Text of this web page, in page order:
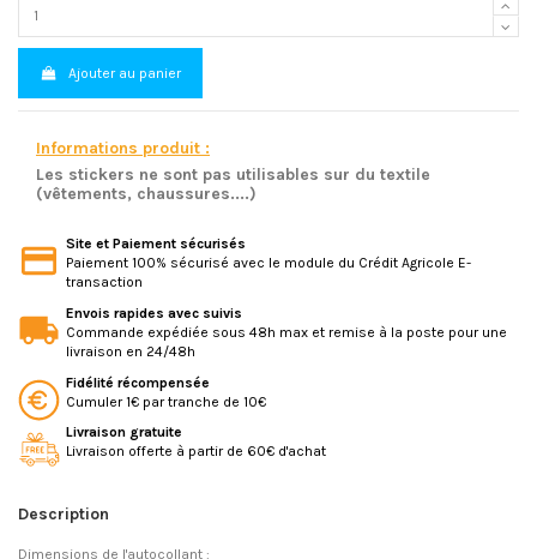
Ajouter au panier
Informations produit :
Les stickers ne sont pas utilisables sur du textile
(vêtements, chaussures....)
Site et Paiement sécurisés
Paiement 100% sécurisé avec le module du Crédit Agricole E-
transaction
Envois rapides avec suivis
Commande expédiée sous 48h max et remise à la poste pour une
livraison en 24/48h
Fidélité récompensée
Cumuler 1€ par tranche de 10€
Livraison gratuite
Livraison offerte à partir de 60€ d'achat
Description
Dimensions de l'autocollant :